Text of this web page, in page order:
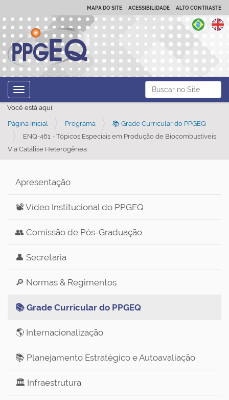
Busca
Busca Avançada…
MAPA DO SITE ACESSIBILIDADE ALTO CONTRASTE
Toggle navigation
Você está aqui:
Página Inicial Programa
📚 Grade Curricular do PPGEQ
ENQ-461 - Tópicos Especiais em Produção de Biocombustíveis
Via Catálise Heterogênea
Apresentação
📽️ Vídeo Institucional do PPGEQ
👥 Comissão de Pós-Graduação
👤 Secretaria
🔎 Normas & Regimentos
📚 Grade Curricular do PPGEQ
🌎 Internacionalização
📚 Planejamento Estratégico e Autoavaliação
🏛️ Infraestrutura